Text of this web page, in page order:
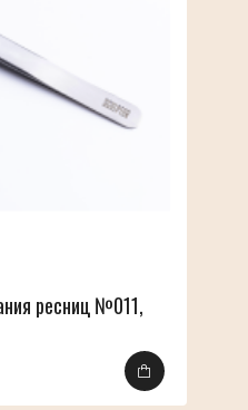
ресниц №011,